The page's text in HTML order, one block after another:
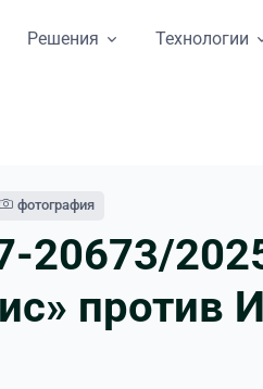
Решения Технологии
фотография
20673/
против